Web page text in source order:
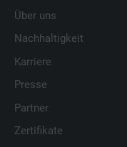
Über uns
Nachhaltigkeit
Karriere
Presse
Partner
Zertifikate